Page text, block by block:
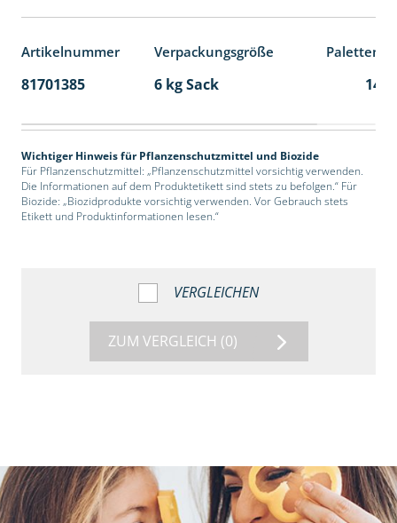
Artikelnummer Verpackungsgröße
81701385 6 kg Sack 141
Wichtiger Hinweis für Pflanzenschutzmittel und Biozide
Für Pflanzenschutzmittel: „Pflanzenschutzmittel vorsichtig verwenden.
Die Informationen auf dem Produktetikett sind stets zu befolgen.“ Für
Biozide: „Biozidprodukte vorsichtig verwenden. Vor Gebrauch stets
Etikett und Produktinformationen lesen.“
VERGLEICHEN
ZUM VERGLEICH (0)